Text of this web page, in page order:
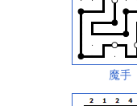
魔手